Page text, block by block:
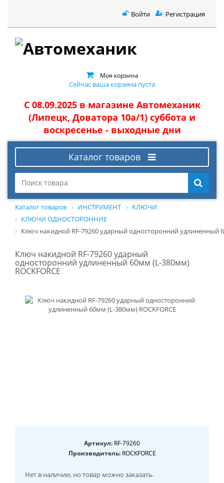
Войти Регистрация
Моя корзина
Сейчас ваша корзина пуста
С 08.09.2025 в магазине Автомеханик
(Липецк, Доватора 10а/1) суббота и
воскресенье - выходные дни
Каталог товаров
Каталог товаров ИНСТРУМЕНТ
КЛЮЧИ
КЛЮЧИ ОДНОСТОРОННИЕ
Ключ накидной RF-79260 ударный односторонний удлиненный
Ключ накидной RF-79260 ударный
односторонний удлиненный 60мм (L-380мм)
ROCKFORCE
Артикул: RF-79260
Производитель:ROCKFORCE
Нет в наличии, но товар можно заказать.